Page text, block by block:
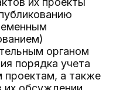
органом
порядка учета
проектам, а также